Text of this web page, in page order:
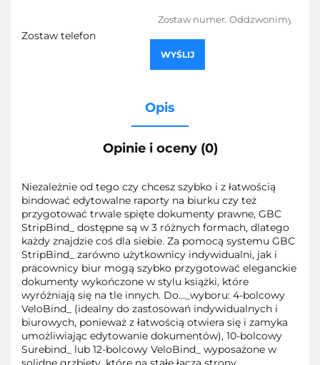
Zostaw telefon
WYŚLIJ
Opis
Opinie i oceny (0)
Niezależnie od tego czy chcesz szybko i z łatwością
bindować edytowalne raporty na biurku czy też
przygotować trwale spięte dokumenty prawne, GBC
StripBind_ dostępne są w 3 różnych formach, dlatego
każdy znajdzie coś dla siebie. Za pomocą systemu GBC
StripBind_ zarówno użytkownicy indywidualni, jak i
pracownicy biur mogą szybko przygotować eleganckie
dokumenty wykończone w stylu książki, które
wyróżniają się na tle innych. Do..._wyboru: 4-bolcowy
VeloBind_ (idealny do zastosowań indywidualnych i
biurowych, ponieważ z łatwością otwiera się i zamyka
umożliwiając edytowanie dokumentów), 10-bolcowy
Surebind_ lub 12-bolcowy VeloBind_ wyposażone w